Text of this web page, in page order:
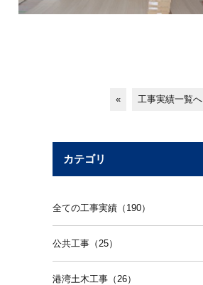
« 工事実績一覧へ
カテゴリ
全ての工事実績（190）
公共工事（25）
港湾土木工事（26）